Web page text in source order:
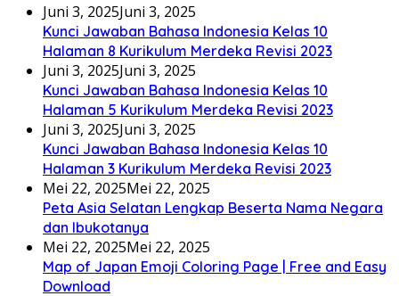
Juni 3, 2025Juni 3, 2025
Kunci Jawaban Bahasa Indonesia Kelas 10
Halaman 8 Kurikulum Merdeka Revisi 2023
Juni 3, 2025Juni 3, 2025
Kunci Jawaban Bahasa Indonesia Kelas 10
Halaman 5 Kurikulum Merdeka Revisi 2023
Juni 3, 2025Juni 3, 2025
Kunci Jawaban Bahasa Indonesia Kelas 10
Halaman 3 Kurikulum Merdeka Revisi 2023
Mei 22, 2025Mei 22, 2025
Peta Asia Selatan Lengkap Beserta Nama Negara
dan Ibukotanya
Mei 22, 2025Mei 22, 2025
Map of Japan Emoji Coloring Page | Free and Easy
Download